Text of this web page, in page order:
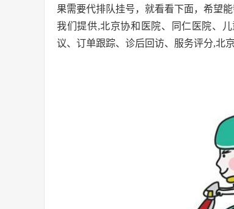
果需要代排队挂号，就看看下面，希望能
我们提供,北京协和医院、同仁医院、
议、订单跟踪、诊后回访、服务评分,北